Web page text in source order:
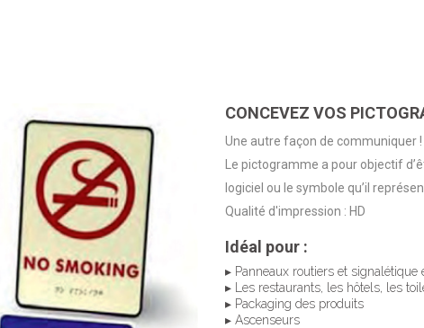
CONCEVEZ VOS
Une autre façon de communiquer !
Le pictogramme a pour objectif
logiciel ou le symbole qu’il
Qualité d'impression : HD
Idéal pour :
▸ Panneaux routiers et signalétique
▸ Les restaurants, les hôtels, les
▸ Packaging des produits
▸ Ascenseurs